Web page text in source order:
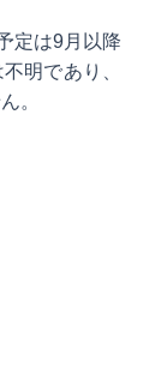
定は9月以降
明であり、
。